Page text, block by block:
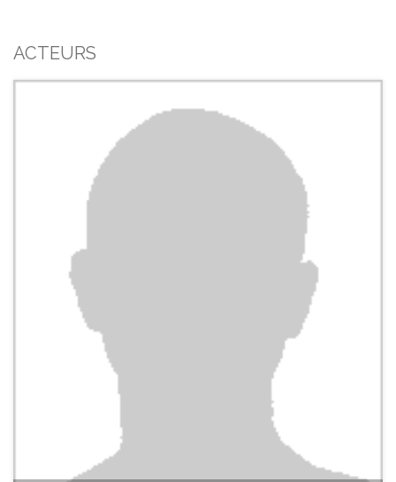
ACTEURS